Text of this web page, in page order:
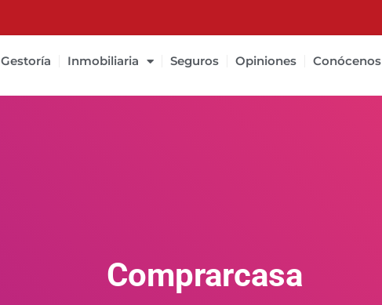
Gestoría Inmobiliaria Seguros Opiniones Conócenos
Comprarcasa